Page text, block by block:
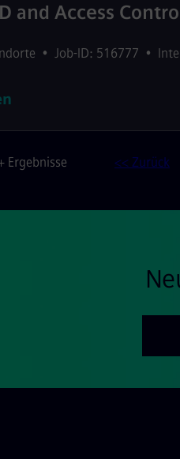
and Access
• Job-ID: 516777 •
Ergebnisse << Zurück